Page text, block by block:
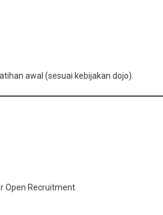
awal (sesuai kebijakan dojo).
Open Recruitment